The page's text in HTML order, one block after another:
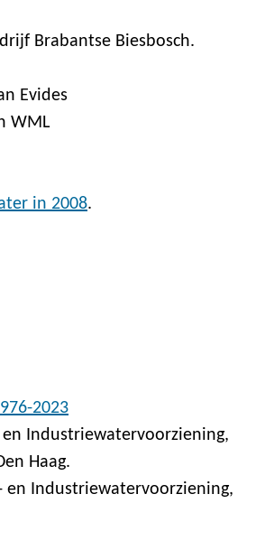
Brabantse Biesbosch.
Evides
WML
in 2008.
2023
Industriewatervoorziening,
Haag.
en Industriewatervoorziening,